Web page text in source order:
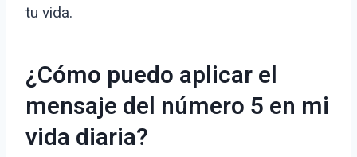
tu vida.
¿Cómo puedo aplicar el
mensaje del número 5 en mi
vida diaria?